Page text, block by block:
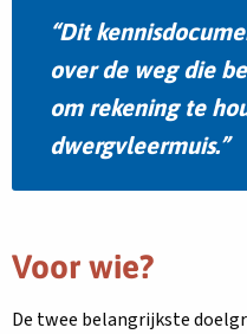
Dit
over de weg die
om rekening te
dwergvleermuis.
Voor wie?
De twee belangrijkste